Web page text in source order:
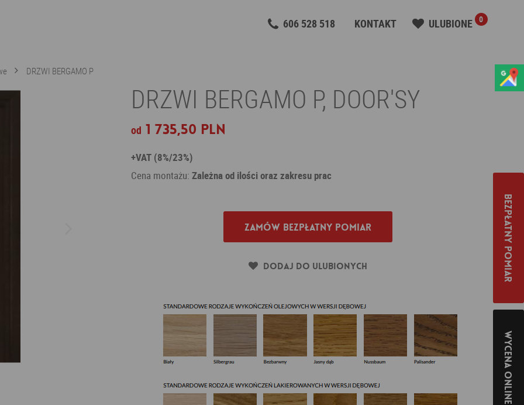
606 528 518 KONTAKT ULUBIONE 0
DRZWI BERGAMO P
DRZWI BERGAMO P, DOOR'SY
od 1 735,50 PLN
+VAT (8%/23%)
Cena montażu: Zależna od ilości oraz zakresu prac
Zamów bezpłatny pomiar
Dodaj do ulubionych Bezpłatny pomiar
Wycena online